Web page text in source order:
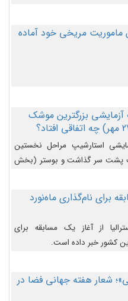
ماموریت مریخی خود آماده
آزمایشی بزرگترین موشک
استارشیپ مراحل نخستین
پشت سر گذاشت و بوستر (بخش
پیش تعیین‌شده کند و سپس با یک
از آن جدا شود.
برای نام‌گذاری ماه‌نورد
از آغاز یک مسابقه برای
کشور خبر داده است.
شعار هفته جهانی فضا در